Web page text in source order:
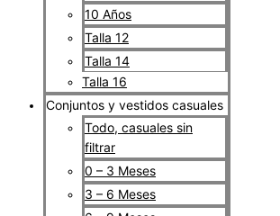
10 Años
Talla 12
Talla 14
Talla 16
Conjuntos y vestidos casuales
Todo, casuales sin
filtrar
0 – 3 Meses
3 – 6 Meses